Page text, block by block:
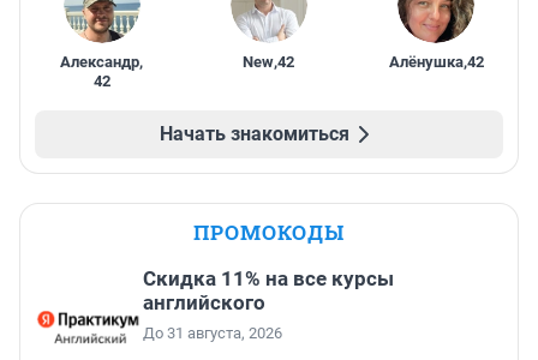
Александр,
42
New,42 Алёнушка,42
Начать знакомиться
ПРОМОКОДЫ
Скидка 11% на все курсы
английского
До 31 августа, 2026